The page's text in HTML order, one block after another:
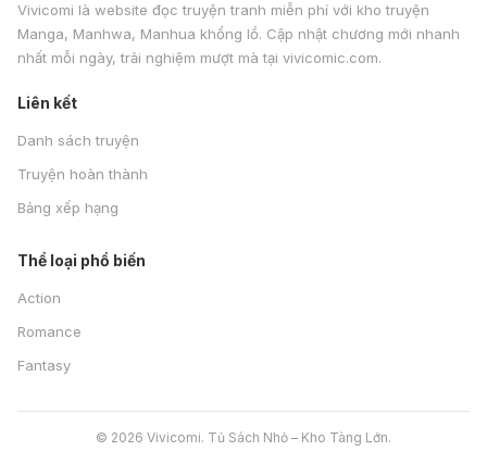
Vivicomi là website đọc truyện tranh miễn phí với kho truyện
Manga, Manhwa, Manhua khổng lồ. Cập nhật chương mới nhanh
nhất mỗi ngày, trải nghiệm mượt mà tại vivicomic.com.
Liên kết
Danh sách truyện
Truyện hoàn thành
Bảng xếp hạng
Thể loại phổ biến
Action
Romance
Fantasy
© 2026 Vivicomi. Tủ Sách Nhỏ – Kho Tàng Lớn.